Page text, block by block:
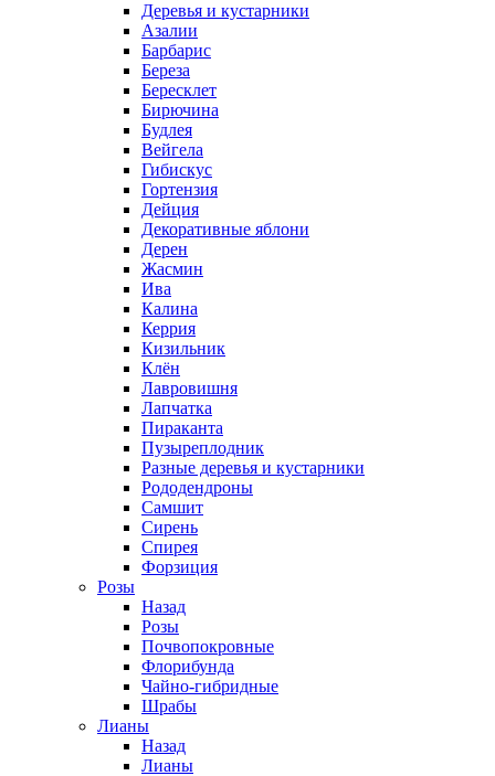
Деревья и кустарники
Азалии
Барбарис
Береза
Бересклет
Бирючина
Будлея
Вейгела
Гибискус
Гортензия
Дейция
Декоративные яблони
Дерен
Жасмин
Ива
Калина
Керрия
Кизильник
Клён
Лавровишня
Лапчатка
Пираканта
Пузыреплодник
Разные деревья и кустарники
Рододендроны
Самшит
Сирень
Спирея
Форзиция
Розы
Назад
Розы
Почвопокровные
Флорибунда
Чайно-гибридные
Шрабы
Лианы
Назад
Лианы